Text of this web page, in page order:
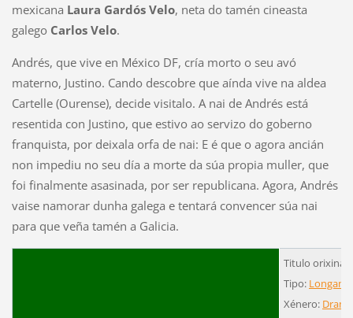
mexicana Laura Gardós Velo, neta do tamén cineasta
galego Carlos Velo.
Andrés, que vive en México DF, cría morto o seu avó
materno, Justino. Cando descobre que aínda vive na aldea
Cartelle (Ourense), decide visitalo. A nai de Andrés está
resentida con Justino, que estivo ao servizo do goberno
franquista, por deixala orfa de nai: E é que o agora ancián
non impediu no seu día a morte da súa propia muller, que
foi finalmente asasinada, por ser republicana. Agora, Andrés
vaise namorar dunha galega e tentará convencer súa nai
para que veña tamén a Galicia.
Titulo orixinal:
Tipo:
Xénero: Drama